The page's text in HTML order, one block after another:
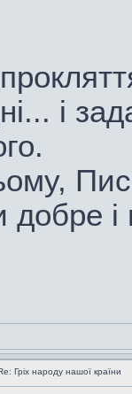
і
добре і
Гріх народу нашої країни